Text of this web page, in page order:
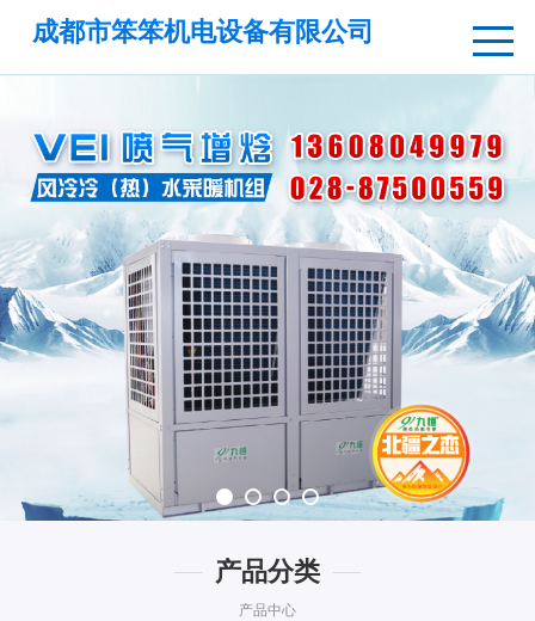
成都市笨笨机电设备有限公司
产品分类
产品中心